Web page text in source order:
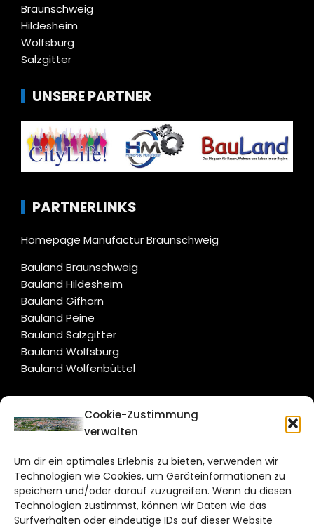
Cookie-Zustimmung
verwalten
Um dir ein optimales Erlebnis zu bieten, verwenden wir
Technologien wie Cookies, um Geräteinformationen zu
speichern und/oder darauf zuzugreifen. Wenn du diesen
Technologien zustimmst, können wir Daten wie das
Surfverhalten oder eindeutige IDs auf dieser Website
Braunschweig
Hildesheim
Wolfsburg
Salzgitter
UNSERE PARTNER
PARTNERLINKS
Homepage Manufactur Braunschweig
Bauland Braunschweig
Bauland Hildesheim
Bauland Gifhorn
Bauland Peine
Bauland Salzgitter
Bauland Wolfsburg
Bauland Wolfenbüttel
CITYLIFE!
Bruchtorwall 12
38100 Braunschweig
Telefon: 0531 387220 – 65